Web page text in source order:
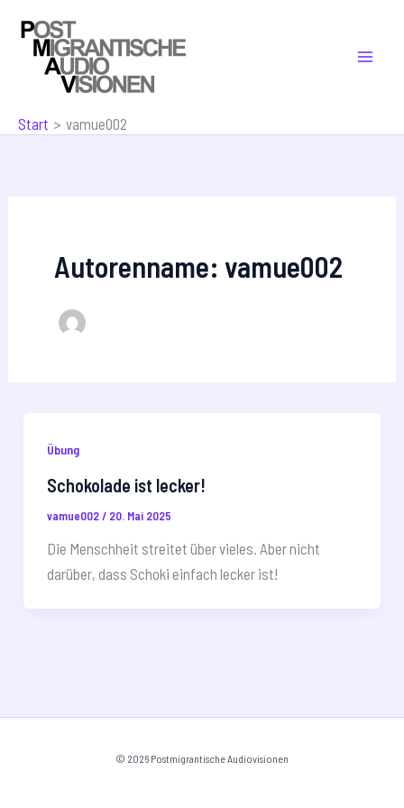
Inhalt
springen
Start vamue002
Autorenname: vamue002
Übung
Schokolade ist lecker!
vamue002/ 20. Mai 2025
Die Menschheit streitet über vieles. Aber nicht
darüber, dass Schoki einfach lecker ist!
© 2026 Postmigrantische Audiovisionen